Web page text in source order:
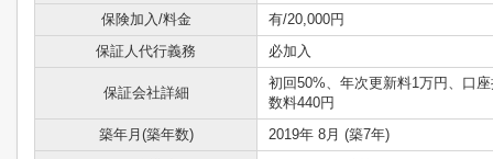
保険加入/料金
有/20,000円
保証人代行義務
必加入
保証会社詳細
初回50%、年次更新料1万円、口
数料440円
築年月(築年数)
2019年 8月 (築7年)